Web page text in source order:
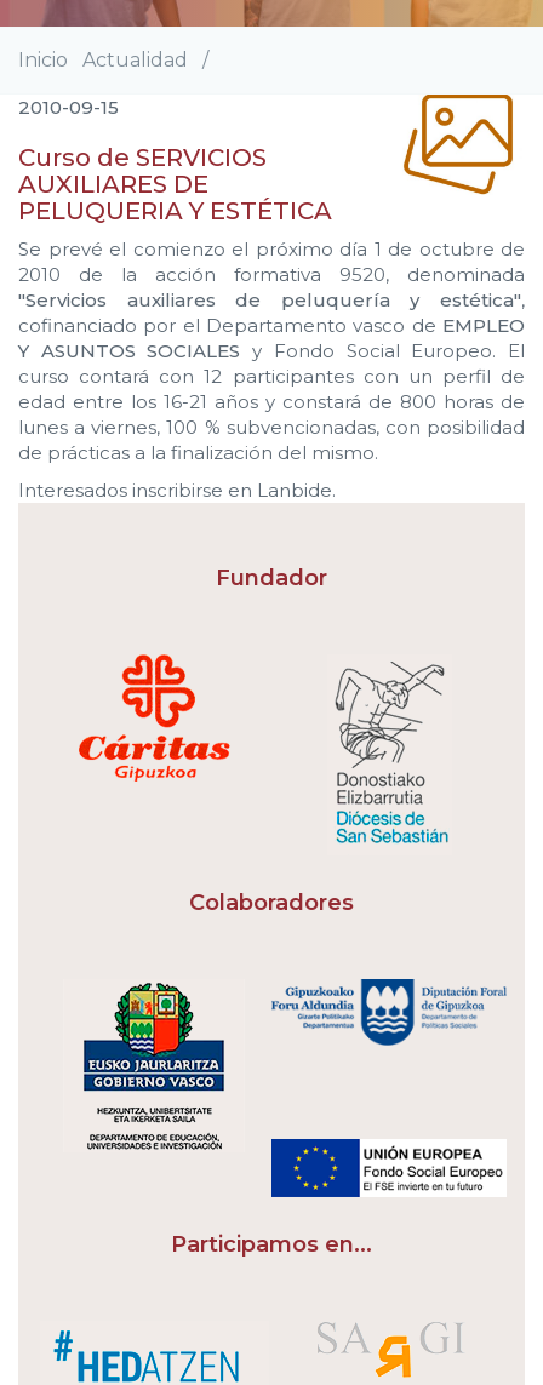
Sobrescribir
de
ayuda
a
la
navegación
Inicio Actualidad /
2010-09-15
Curso de SERVICIOS
AUXILIARES DE
PELUQUERIA Y ESTÉTICA
Se prevé el comienzo el próximo día 1 de octubre de
2010 de la acción formativa 9520, denominada
"Servicios auxiliares de peluquería y estética",
cofinanciado por el Departamento vasco de EMPLEO
Y ASUNTOS SOCIALES y Fondo Social Europeo. El
curso contará con 12 participantes con un perfil de
edad entre los 16-21 años y constará de 800 horas de
lunes a viernes, 100 % subvencionadas, con posibilidad
de prácticas a la finalización del mismo.
Interesados inscribirse en Lanbide.
Fundador
Colaboradores
Participamos en...